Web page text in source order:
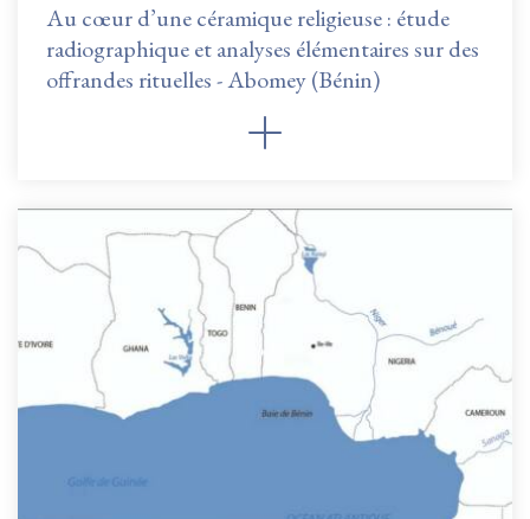
Au cœur d’une céramique religieuse : étude
radiographique et analyses élémentaires sur des
offrandes rituelles - Abomey (Bénin)